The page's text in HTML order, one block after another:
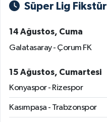
Süper Lig Fikstür
14 Ağustos, Cuma
Galatasaray - Çorum FK
15 Ağustos, Cumartesi
Konyaspor - Rizespor
Kasımpaşa - Trabzonspor